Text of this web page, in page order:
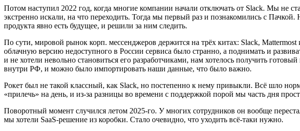
Потом наступил 2022 год, когда многие компании начали отключать от Slack. Мы не
экстренно искали, на что переходить. Тогда мы первый раз и познакомились с
продукта явно есть будущее, и решили за ним следить.
По сути, мировой рынок корп. мессенджеров держится на трёх китах: Slack,
облачную версию недоступного в России сервиса было странно, а поднимать и
и не хотели невольно становиться его разработчиками, нам хотелось получить
внутри РФ, и можно было импортировать наши данные, что было важно.
Рокет был не такой классный, как Slack, но постепенно к нему привыкли. Всё шло
«прилечь» на день, и из-за разницы во времени с поддержкой порой мы часть дня
Поворотный момент случился летом 2025-го. У многих сотрудников он вообще
мы хотели SaaS-решение из коробки. Стало очевидно, что уходить всё-таки нужно.